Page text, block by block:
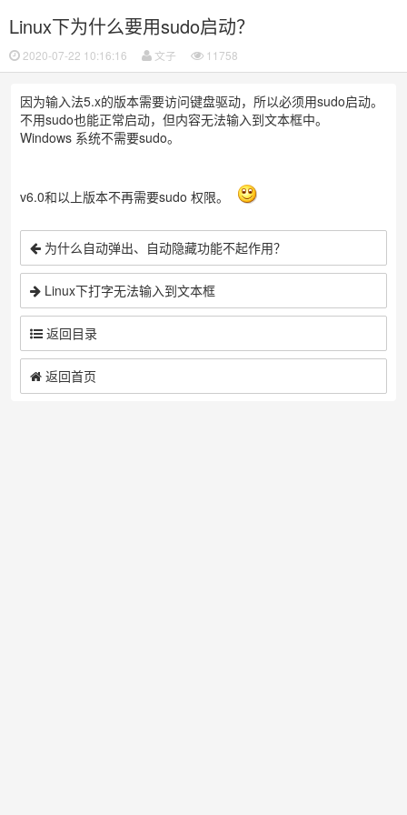
Linux下为什么要用sudo启动？
2020-07-22 10:16:16 文子 11758
因为输入法5.x的版本需要访问键盘驱动，所以必须用sudo启动。
不用sudo也能正常启动，但内容无法输入到文本框中。
Windows 系统不需要sudo。
v6.0和以上版本不再需要sudo 权限。
为什么自动弹出、自动隐藏功能不起作用？
Linux下打字无法输入到文本框
返回目录
返回首页